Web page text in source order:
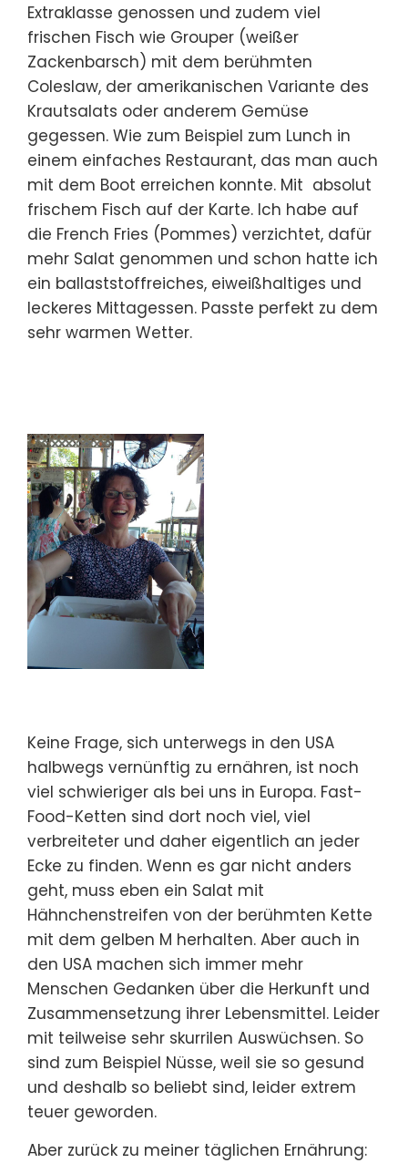
Extraklasse genossen und zudem viel
frischen Fisch wie Grouper (weißer
Zackenbarsch) mit dem berühmten
Coleslaw, der amerikanischen Variante des
Krautsalats oder anderem Gemüse
gegessen. Wie zum Beispiel zum Lunch in
einem einfaches Restaurant, das man auch
mit dem Boot erreichen konnte. Mit absolut
frischem Fisch auf der Karte. Ich habe auf
die French Fries (Pommes) verzichtet, dafür
mehr Salat genommen und schon hatte ich
ein ballaststoffreiches, eiweißhaltiges und
leckeres Mittagessen. Passte perfekt zu dem
sehr warmen Wetter.
Keine Frage, sich unterwegs in den USA
halbwegs vernünftig zu ernähren, ist noch
viel schwieriger als bei uns in Europa. Fast-
Food-Ketten sind dort noch viel, viel
verbreiteter und daher eigentlich an jeder
Ecke zu finden. Wenn es gar nicht anders
geht, muss eben ein Salat mit
Hähnchenstreifen von der berühmten Kette
mit dem gelben M herhalten. Aber auch in
den USA machen sich immer mehr
Menschen Gedanken über die Herkunft und
Zusammensetzung ihrer Lebensmittel. Leider
mit teilweise sehr skurrilen Auswüchsen. So
sind zum Beispiel Nüsse, weil sie so gesund
und deshalb so beliebt sind, leider extrem
teuer geworden.
Aber zurück zu meiner täglichen Ernährung: